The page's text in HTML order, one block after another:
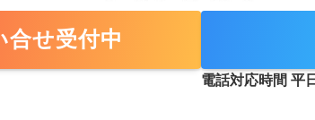
合せ受付中
電話対応時間 平